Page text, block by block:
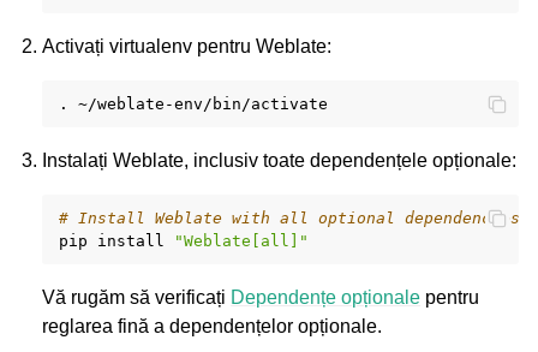
Activați virtualenv pentru Weblate:
.
Instalați Weblate, inclusiv toate dependențele opționale:
# Install Weblate with all optional dependencies
pip
install "Weblate[all]"
Vă rugăm să verificați Dependențe opționale pentru
reglarea fină a dependențelor opționale.